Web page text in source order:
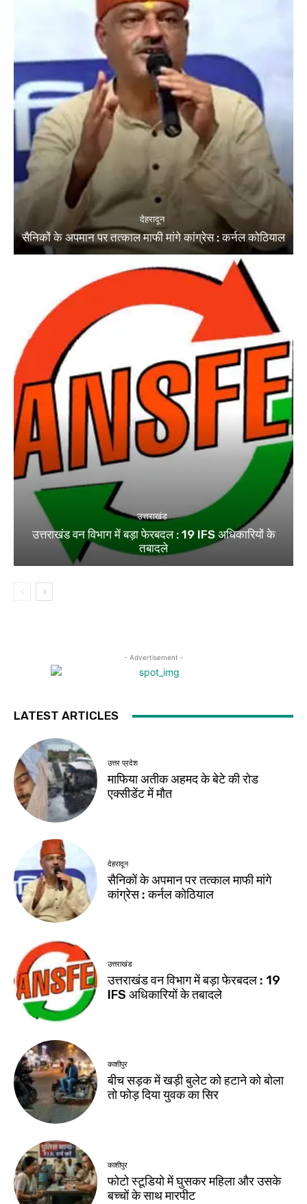
देहरादून
सैनिकों के अपमान पर तत्काल माफी मांगे कांग्रेस : कर्नल कोठियाल
उत्तराखंड
उत्तराखंड वन विभाग में बड़ा फेरबदल : 19 IFS अधिकारियों के
तबादले
- Advertisement -
LATEST ARTICLES
उत्तर प्रदेश
माफिया अतीक अहमद के बेटे की रोड
एक्सीडेंट में मौत
देहरादून
सैनिकों के अपमान पर तत्काल माफी मांगे
कांग्रेस : कर्नल कोठियाल
उत्तराखंड
उत्तराखंड वन विभाग में बड़ा फेरबदल : 19
IFS अधिकारियों के तबादले
काशीपुर
बीच सड़क में खड़ी बुलेट को हटाने को बोला
तो फोड़ दिया युवक का सिर
काशीपुर
फोटो स्टूडियो में घुसकर महिला और उसके
बच्चों के साथ मारपीट